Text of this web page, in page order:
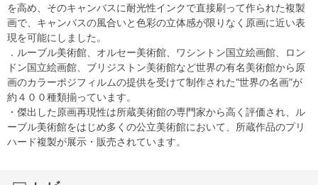
を高め、そのキャンバスに耐光性インクで直接刷って作られた複製
画で、キャンバスの風合いと色彩の立体感が限りなく原画に近い表
現を可能にしました。
．ルーブル美術館、オルセー美術館、ワシントン国立絵画館、ロン
ドン国立絵画館、ブリジストン美術館など世界の有名美術館から原
画のカラーポジフィルムの提供を受けて制作された“世界の名画”が
約４００種類揃っています。
・傑出した原画再現性は所蔵美術館の専門家から高く評価され、ル
ーブル美術館をはじめ多くの公立美術館において、所蔵作品のプリ
ハード複製が展示・販売されています。